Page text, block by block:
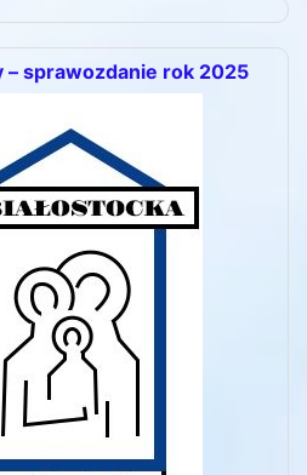
– sprawozdanie rok 2025